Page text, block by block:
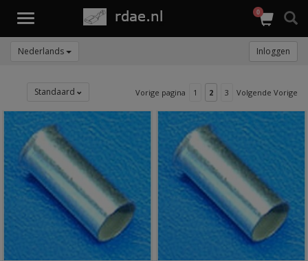
Toggle
0
Nederlands Inloggen
Standaard Vorige pagina 1 2 3 Volgende Vorige